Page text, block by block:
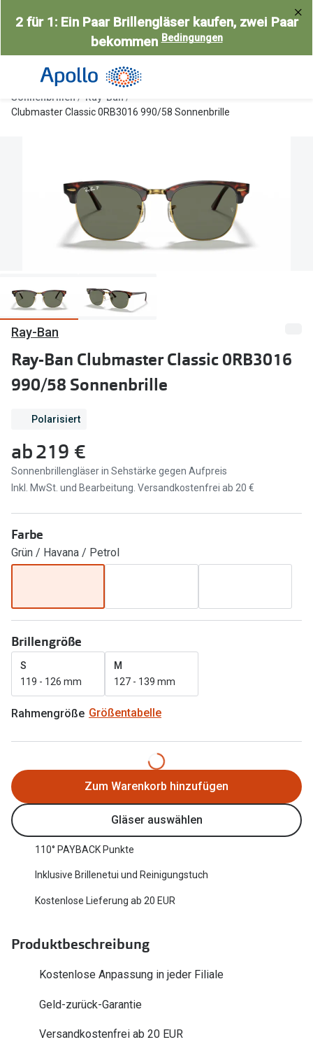
zum2 für 1: Ein Paar Brillengläser kaufen, zwei Paar
bekommen Bedingungen
Alle Brillen
Damen
Herren
AI Glasses
Selbsttönende Brillen
Lesebrillen
Brillen Sale
Marken
Ray-Ban
DbyD
Prada
Seen
Miu Miu
Ratgeber
Gleitsicht Ratgeber
Alle Brillen Ratgeber
Angebote
Brillen 2 für 1
20% auf selbsttönende Gläser
Nuance Audio Brille
Ray-Ban Meta
Oakley Meta
Brillentrends 2026
Gläser
Blaulichtfilter
Marken
Ray-Ban
Zubehör
Sonnenbrillen
Ray-Ban
Clubmaster Classic 0RB3016 990/58 Sonnenbrille
Ray-Ban
Ray-Ban Clubmaster Classic 0RB3016
990/58 Sonnenbrille
Polarisiert
ab219 €
Sonnenbrillengläser in Sehstärke gegen Aufpreis
Inkl. MwSt. und Bearbeitung. Versandkostenfrei ab 20 €
Farbe
Grün / Havana / Petrol
Brillengröße
S
119 - 126 mm
M
127 - 139 mm
Rahmengröße Größentabelle
Zum Warenkorb hinzufügen
Gläser auswählen
110° PAYBACK Punkte
Inklusive Brillenetui und Reinigungstuch
Kostenlose Lieferung ab 20 EUR
Produktbeschreibung
Kostenlose Anpassung in jeder Filiale
Geld-zurück-Garantie
Versandkostenfrei ab 20 EUR